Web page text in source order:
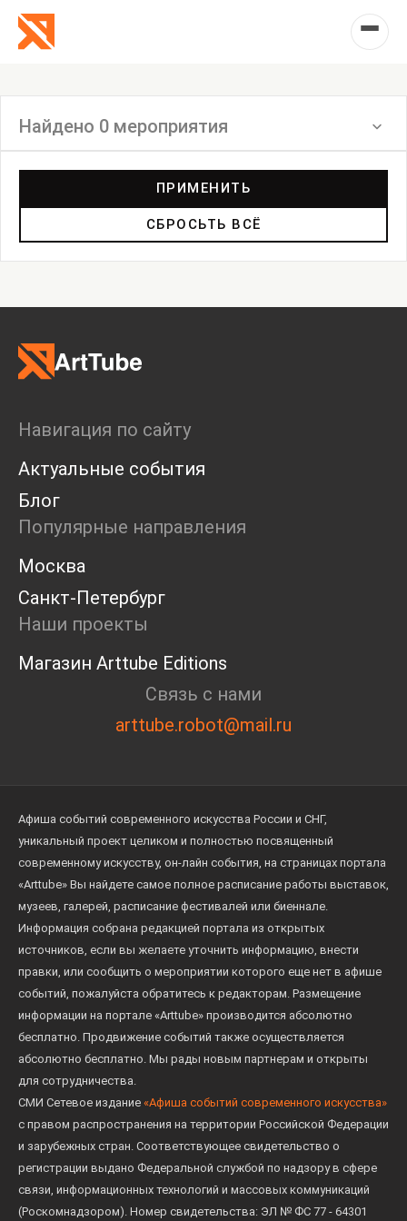
Найдено 0 мероприятия
Перформанс
Анонс
Мастерские
Дискуссия
Пресс-конференция
Ярмарка
Интервью
Open call
Экскурсия
Дискуссия
Cosmoscow 2024
Blazar 2024
Встречи
ПРИМЕНИТЬ
СБРОСЬТЬ ВСЁ
Навигация по сайту
Актуальные события
Блог
Популярные направления
Москва
Санкт-Петербург
Наши проекты
Магазин Arttube Editions
Связь с нами
arttube.robot@mail.ru
Афиша событий современного искусства России и СНГ,
уникальный проект целиком и полностью посвященный
современному искусству, он-лайн события, на страницах портала
«Arttube» Вы найдете самое полное расписание работы выставок,
музеев, галерей, расписание фестивалей или биеннале.
Информация собрана редакцией портала из открытых
источников, если вы желаете уточнить информацию, внести
правки, или сообщить о мероприятии которого еще нет в афише
событий, пожалуйста обратитесь к редакторам. Размещение
информации на портале «Arttube» производится абсолютно
бесплатно. Продвижение событий также осуществляется
абсолютно бесплатно. Мы рады новым партнерам и открыты
для сотрудничества.
СМИ Сетевое издание «Афиша событий современного искусства»
с правом распространения на территории Российской Федерации
и зарубежных стран. Соответствующее свидетельство о
регистрации выдано Федеральной службой по надзору в сфере
связи, информационных технологий и массовых коммуникаций
(Роскомнадзором). Номер свидетельства: ЭЛ № ФС 77 - 64301